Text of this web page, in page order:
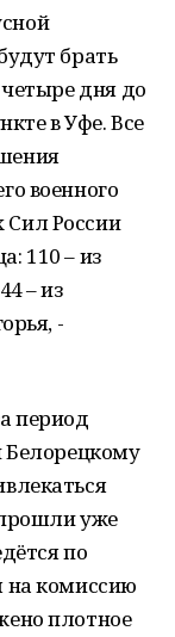
брать
дня до
в Уфе. Все
военного
России
110 – из
– из
-
период
Белорецкому
уже
по
на комиссию
плотное